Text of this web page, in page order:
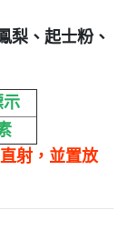
梨、起士粉、
示
射，並置放